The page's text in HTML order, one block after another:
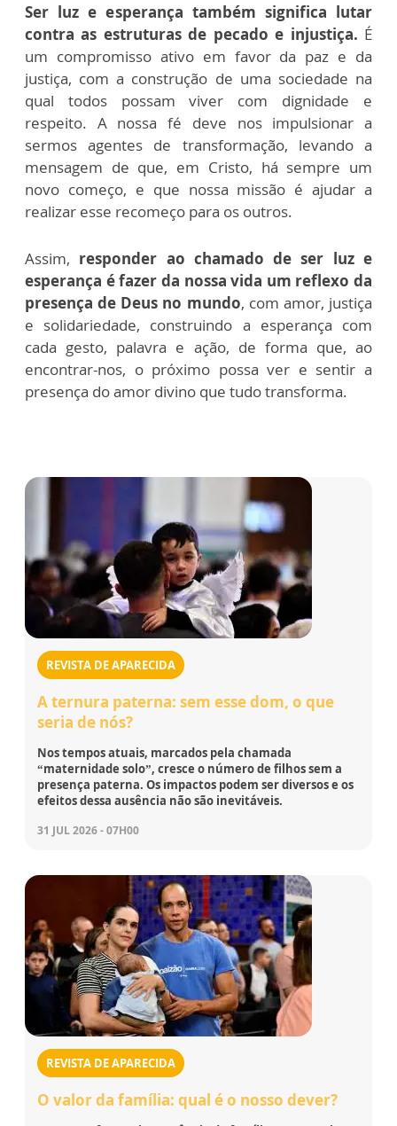
Ser luz e esperança também significa lutar
contra as estruturas de pecado e injustiça. É
um compromisso ativo em favor da paz e da
justiça, com a construção de uma sociedade na
qual todos possam viver com dignidade e
respeito. A nossa fé deve nos impulsionar a
sermos agentes de transformação, levando a
mensagem de que, em Cristo, há sempre um
novo começo, e que nossa missão é ajudar a
realizar esse recomeço para os outros.
Assim, responder ao chamado de ser luz e
esperança é fazer da nossa vida um reflexo da
presença de Deus no mundo, com amor, justiça
e solidariedade, construindo a esperança com
cada gesto, palavra e ação, de forma que, ao
encontrar-nos, o próximo possa ver e sentir a
presença do amor divino que tudo transforma.
REVISTA DE APARECIDA
A ternura paterna: sem esse dom, o que
seria de nós?
Nos tempos atuais, marcados pela chamada
“maternidade solo”, cresce o número de filhos sem a
presença paterna. Os impactos podem ser diversos e os
efeitos dessa ausência não são inevitáveis.
31 JUL 2026 - 07H00
REVISTA DE APARECIDA
O valor da família: qual é o nosso dever?